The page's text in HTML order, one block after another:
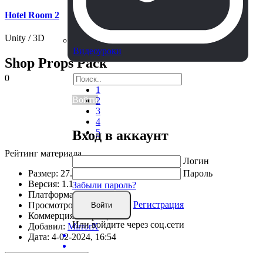
Видеоуроки
Войти
Вход в аккаунт
Логин
Пароль
Забыли пароль?
Войти
Регистрация
Или войдите через соц.сети
Hotel Room 2
Unity / 3D
Police Changing Room
Shop Props Pack
0
0
1
2
3
4
5
Рейтинг материала
Размер: 27.9 мб
Версия: 1.1
Платформа:Unity 2022.x.
Просмотров:
1 412
Коммерция:
Добавил: MirrorX
Дата: 4-02-2024, 16:54